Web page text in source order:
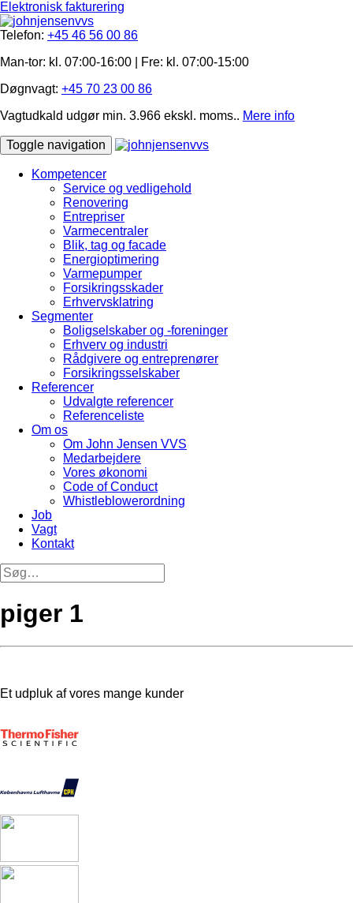
Elektronisk fakturering
Telefon: +45 46 56 00 86
Man-tor: kl. 07:00-16:00 | Fre: ​kl. 07:00-15​:00
Døgnvagt: +45 70 23 00 86
Vagtudkald udgør min. 3.966 ekskl. moms.. Mere info
Toggle navigation
Kompetencer
Service og vedligehold
Renovering
Entrepriser
Varmecentraler
Blik, tag og facade
Energioptimering
Varmepumper
Forsikringsskader
Erhvervsklatring
Segmenter
Boligselskaber og -foreninger
Erhverv og industri
Rådgivere og entreprenører
Forsikringsselskaber
Referencer
Udvalgte referencer
Referenceliste
Om os
Om John Jensen VVS
Medarbejdere
Vores økonomi
Code of Conduct
Whistleblowerordning
Job
Vagt
Kontakt
piger 1
Et udpluk af vores mange kunder